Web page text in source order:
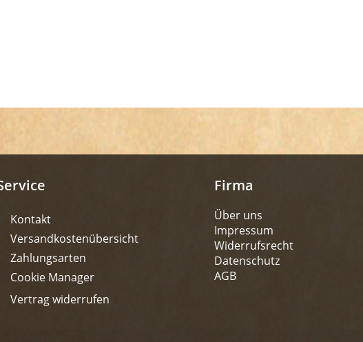
Kontakt
Versandkostenübersicht
Zahlungsarten
Cookie Manager
Vertrag widerrufen
Firma
Über uns
Impressum
Widerrufsrecht
Datenschutz
AGB